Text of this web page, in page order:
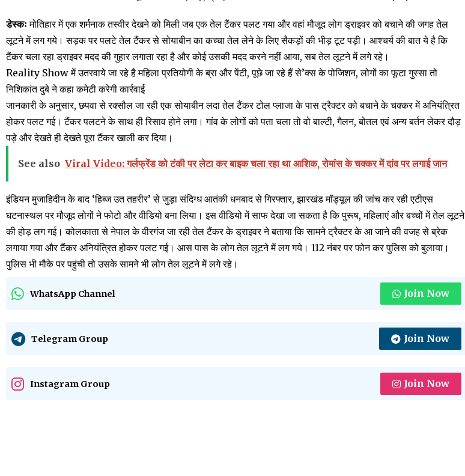
डेस्कःमोतिहार में एक शर्मनाक तस्वीर देखने को मिली जब एक तेल टैंकर पलट गया और वहां मौजूद लोग ड्राइवर को बचाने की जगह तेल
लूटने में लग गये। सड़क पर पलटे तेल टैंकर से सोयाबीन का कच्चा तेल लेने के लिए सैकड़ों की भीड़ टूट पड़ी। आश्चर्य की बात ये है कि
टैंकर चला रहा ड्राइवर मदद की गुहार लगाता रहा है और कोई उसकी मदद करने नहीं आया, सब तेल लूटने में लगे रहे।
Reality Show में उतरवाये जा रहे है महिला प्रतियोगी के ब्रा और पेंटी, पूछे जा रहे हैं से’क्स के पोजिशन, लोगों का फूटा गुस्सा तो
निशिकांत दुबे ने कहा कमेटी करेगी कार्रवाई
जानकारी के अनुसार, छपवा से रक्सौल जा रही एक सोयाबीन लदा तेल टैंकर टोल प्लाजा के पास ट्रैक्टर को बचाने के चक्कर में अनियंत्रित
होकर पलट गई। टैंकर पलटने के साथ ही रिसाव होने लगा। गांव के लोगों को पता चला तो वो बाल्टी, गैलन, बोतल एवं अन्य बर्तन लेकर दौड़
पड़े और देखते ही देखते पूरा टैंकर खाली कर दिया।
See also Viral Video: गर्लफ्रेंड को टंकी पर लेटा कर बाइक चला रहा था आशिक, रोमांस के चक्कर में दांव पर लगाई जान
इंडियन मुजाहिदीन के बाद ‘हिब्ज उत तहरीर’ से जुड़ा संदिग्ध आतंकी धनबाद से गिरफ्तार, झारखंड मॉड्यूल की जांच कर रही एटीएस
घटनास्थल पर मौजूद लोगों ने फोटो और वीडियो बना लिया। इस वीडियो में साफ देखा जा सकता है कि पुरूष, महिलाएं और बच्चों में तेल लूटने
की होड़ लग गई। कोलकाता से नेपाल के वीरगंज जा रही तेल टैंकर के ड्राइवर ने बताया कि सामने ट्रैक्टर के आ जाने की वजह से ब्रेक
लगाया गया और टैंकर अनियंत्रित होकर पलट गई। आस पास के लोग तेल लूटने में लग गये। 112 नंबर पर फोन कर पुलिस को बुलाया।
पुलिस भी मौके पर पहुंची तो उसके सामने भी लोग तेल लूटने में लगे रहे।
WhatsApp Channel Join Now
Telegram Group Join Now
Instagram Group Join Now